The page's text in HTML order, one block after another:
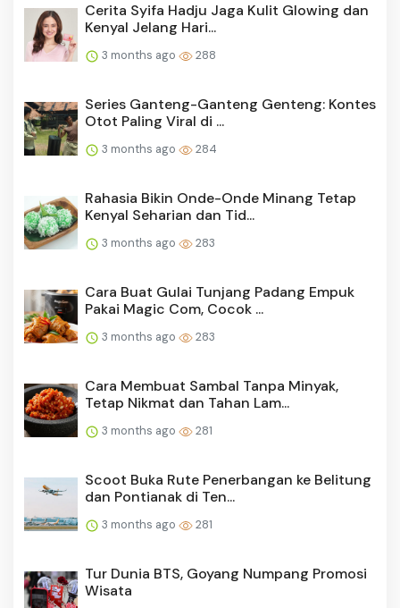
Cerita Syifa Hadju Jaga Kulit Glowing dan
Kenyal Jelang Hari...
3 months ago 288
Series Ganteng-Ganteng Genteng: Kontes
Otot Paling Viral di ...
3 months ago 284
Rahasia Bikin Onde-Onde Minang Tetap
Kenyal Seharian dan Tid...
3 months ago 283
Cara Buat Gulai Tunjang Padang Empuk
Pakai Magic Com, Cocok ...
3 months ago 283
Cara Membuat Sambal Tanpa Minyak,
Tetap Nikmat dan Tahan Lam...
3 months ago 281
Scoot Buka Rute Penerbangan ke Belitung
dan Pontianak di Ten...
3 months ago 281
Tur Dunia BTS, Goyang Numpang Promosi
Wisata